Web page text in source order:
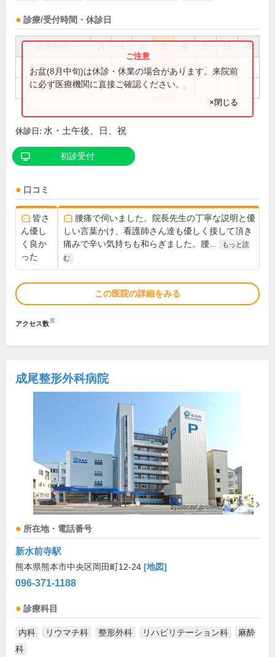
診療/受付時間・休診日
祝
9:00～12:30 ● ● ● ● ●
14:00～17:30 ● ● ●
お盆(8月中旬)は休診・休業の場合があります。来院前
に必ず医療機関に直接ご確認ください。
×閉じる
休診日: 水・土午後、日、祝
初診受付
口コミ
皆さ
ん優し
く良か
った
腰痛で伺いました。院長先生の丁寧な説明と優
しい言葉かけ、看護師さん達も優しく接して頂き
痛みで辛い気持ちも和らぎました。腰...
もっと読
む
この医院の詳細をみる
アクセス数※
成尾整形外科病院
所在地・電話番号
新水前寺駅
熊本県熊本市中央区岡田町12-24 [地図]
096-371-1188
診療科目
内科 リウマチ科 整形外科 リハビリテーション科
麻酔
科